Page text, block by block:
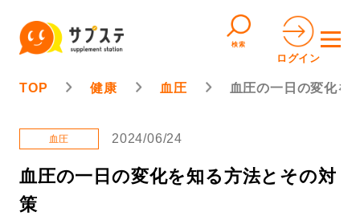
検索
ログイン
TOP 健康 血圧 血圧の一日の変化を
血圧 2024/06/24
血圧の一日の変化を知る方法とその対
策